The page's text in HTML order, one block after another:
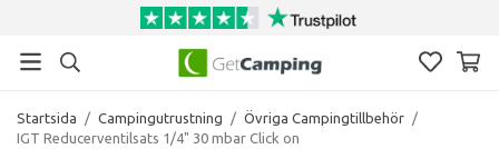
Startsida / Campingutrustning / Övriga Campingtillbehör /
IGT Reducerventilsats 1/4" 30 mbar Click on